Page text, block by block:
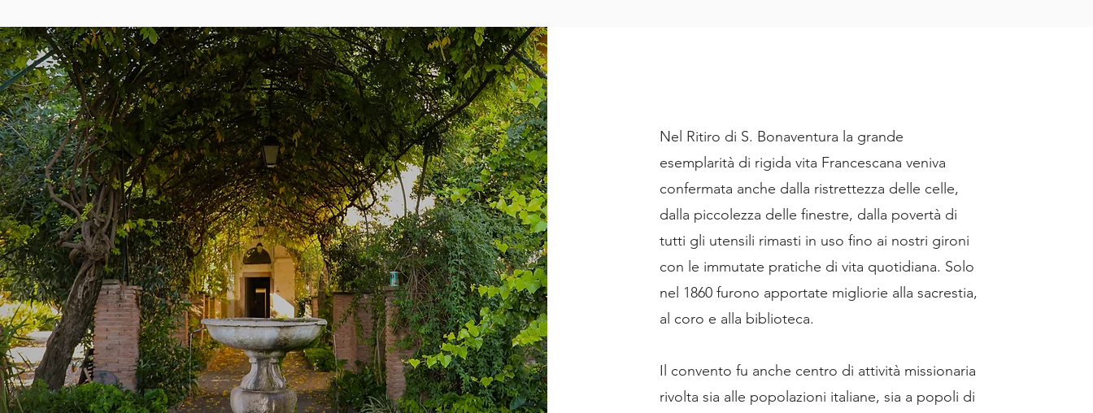
Nel Ritiro di S. Bonaventura la grande
esemplarità di rigida vita Francescana veniva
confermata anche dalla ristrettezza delle celle,
dalla piccolezza delle finestre, dalla povertà di
tutti gli utensili rimasti in uso fino ai nostri gironi
con le immutate pratiche di vita quotidiana. Solo
nel 1860 furono apportate migliorie alla sacrestia,
al coro e alla biblioteca.
Il convento fu anche centro di attività missionaria
rivolta sia alle popolazioni italiane, sia a popoli di